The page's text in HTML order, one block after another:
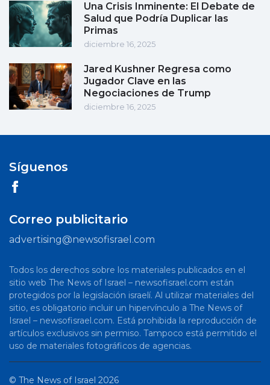
Una Crisis Inminente: El Debate de
Salud que Podría Duplicar las
Primas
diciembre 16, 2025
Jared Kushner Regresa como
Jugador Clave en las
Negociaciones de Trump
diciembre 16, 2025
Síguenos
Correo publicitario
advertising@newsofisrael.com
Todos los derechos sobre los materiales publicados en el
sitio web The News of Israel – newsofisrael.com están
protegidos por la legislación israelí. Al utilizar materiales del
sitio, es obligatorio incluir un hipervínculo a The News of
Israel – newsofisrael.com. Está prohibida la reproducción de
artículos exclusivos sin permiso. Tampoco está permitido el
uso de materiales fotográficos de agencias.
© The News of Israel 2026